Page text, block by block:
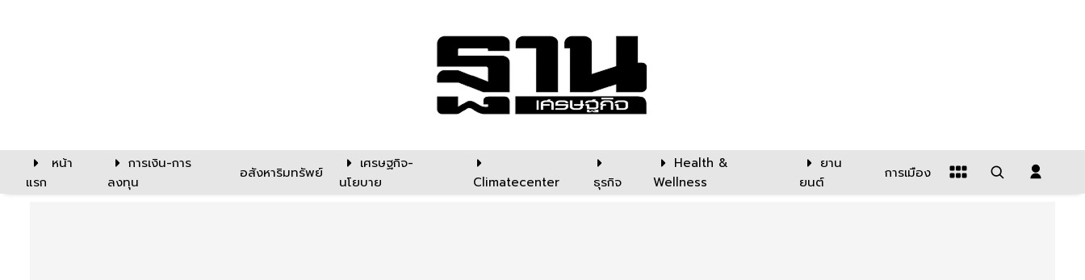
หน้า
แรก
การเงิน-การ
ลงทุน
อสังหาริมทรัพย์
เศรษฐกิจ-
นโยบาย
Climatecenter ธุรกิจ
Health &
Wellness
ยาน
ยนต์
การเมือง